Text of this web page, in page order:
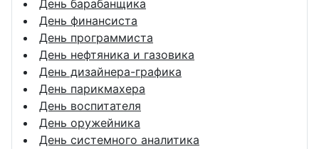
День барабанщика
День финансиста
День программиста
День нефтяника и газовика
День дизайнера-графика
День парикмахера
День воспитателя
День оружейника
День системного аналитика